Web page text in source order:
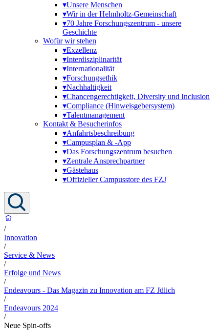
▾Unsere Menschen
▾Wir in der Helmholtz-Gemeinschaft
▾70 Jahre Forschungszentrum - unsere
Geschichte
Wofür wir stehen
▾Exzellenz
▾Interdisziplinarität
▾Internationalität
▾Forschungsethik
▾Nachhaltigkeit
▾Chancengerechtigkeit, Diversity und Inclusion
▾Compliance (Hinweisgebersystem)
▾Talentmanagement
Kontakt & Besucherinfos
▾Anfahrtsbeschreibung
▾Campusplan & -App
▾Das Forschungszentrum besuchen
▾Zentrale Ansprechpartner
▾Gästehaus
▾Offizieller Campusstore des FZJ
/
Innovation
/
Service & News
/
Erfolge und News
/
Endeavours - Das Magazin zu Innovation am FZ Jülich
/
Endeavours 2024
/
Neue Spin-offs